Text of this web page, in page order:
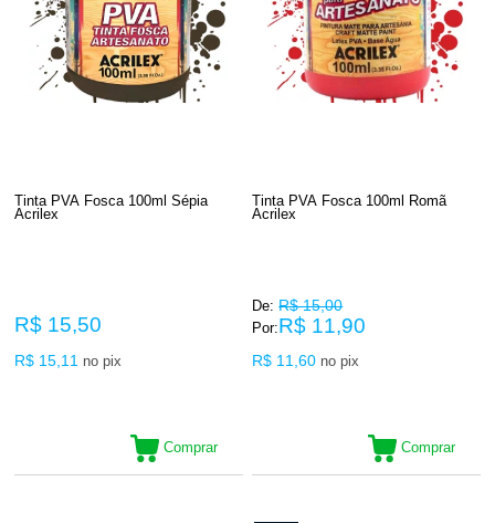
Tinta PVA Fosca 100ml Sépia
Acrilex
R$ 15,50
R$ 15,11 no pix
Comprar
Tinta PVA Fosca 100ml Rom
Acrilex
De: R$ 15,00
Por:R$ 11,90
R$ 11,60 no pix
Comprar